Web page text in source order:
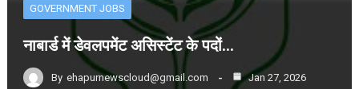
GOVERNMENT JOBS
नाबार्ड में डेवलपमेंट असिस्टेंट के पदों…
By ehapurnewscloud@gmail.com Jan 27, 2026